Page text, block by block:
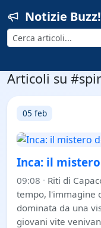
Notizie Buzz!
Cerca
Articoli su
05 feb
Inca: il
09:08 · Riti di
tempo, l'immagine
dominata da una
giovani vite